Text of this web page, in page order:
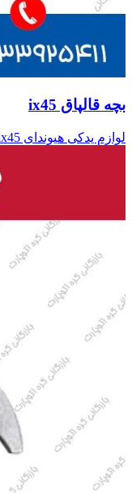
بچه قالپاق ix45
لوازم یدکی هیوندای ix45